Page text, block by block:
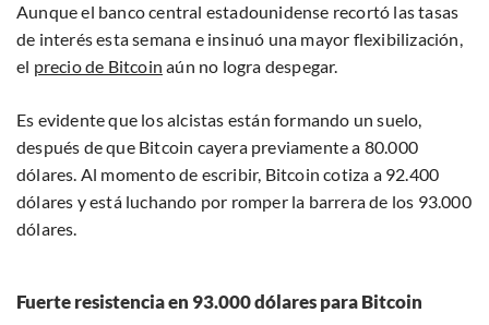
Aunque el banco central estadounidense recortó las tasas
de interés esta semana e insinuó una mayor flexibilización,
el precio de Bitcoin aún no logra despegar.
Es evidente que los alcistas están formando un suelo,
después de que Bitcoin cayera previamente a 80.000
dólares. Al momento de escribir, Bitcoin cotiza a 92.400
dólares y está luchando por romper la barrera de los 93.000
dólares.
Fuerte resistencia en 93.000 dólares para Bitcoin